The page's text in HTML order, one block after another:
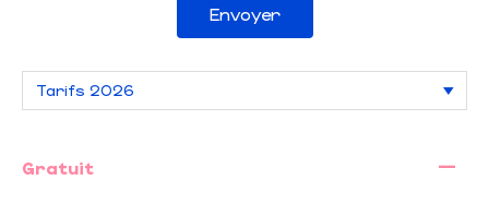
Envoyer
Gratuit —